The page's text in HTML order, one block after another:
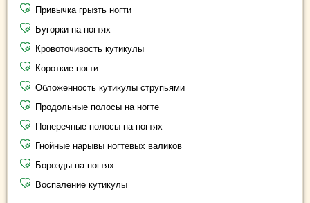
Привычка грызть ногти
Бугорки на ногтях
Кровоточивость кутикулы
Короткие ногти
Обложенность кутикулы струпьями
Продольные полосы на ногте
Поперечные полосы на ногтях
Гнойные нарывы ногтевых валиков
Борозды на ногтях
Воспаление кутикулы